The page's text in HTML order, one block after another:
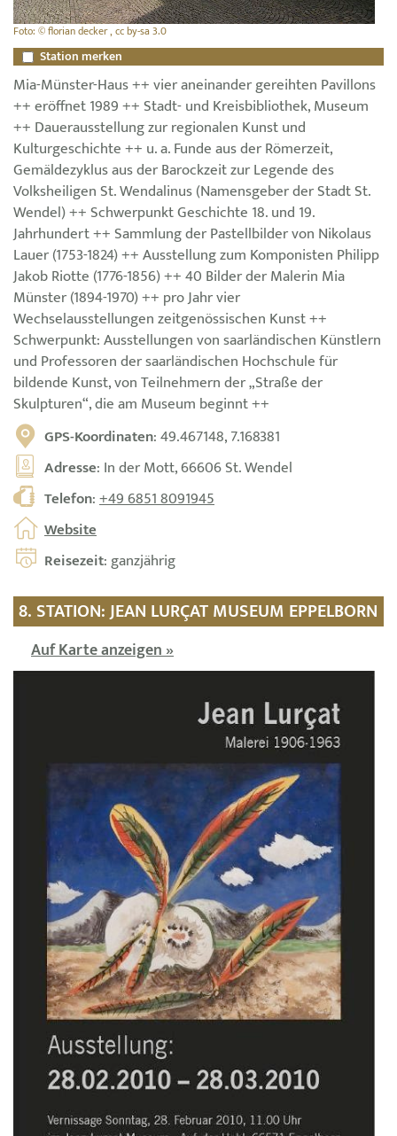
Foto: © florian decker , cc by-sa 3.0
Station merken
Mia-Münster-Haus ++ vier aneinander gereihten Pavillons
++ eröffnet 1989 ++ Stadt- und Kreisbibliothek, Museum
++ Dauerausstellung zur regionalen Kunst und
Kulturgeschichte ++ u. a. Funde aus der Römerzeit,
Gemäldezyklus aus der Barockzeit zur Legende des
Volksheiligen St. Wendalinus (Namensgeber der Stadt St.
Wendel) ++ Schwerpunkt Geschichte 18. und 19.
Jahrhundert ++ Sammlung der Pastellbilder von Nikolaus
Lauer (1753-1824) ++ Ausstellung zum Komponisten Philipp
Jakob Riotte (1776-1856) ++ 40 Bilder der Malerin Mia
Münster (1894-1970) ++ pro Jahr vier
Wechselausstellungen zeitgenössischen Kunst ++
Schwerpunkt: Ausstellungen von saarländischen Künstlern
und Professoren der saarländischen Hochschule für
bildende Kunst, von Teilnehmern der „Straße der
Skulpturen“, die am Museum beginnt ++
GPS-Koordinaten: 49.467148, 7.168381
Adresse: In der Mott, 66606 St. Wendel
Telefon:+49 6851 8091945
Website
Reisezeit: ganzjährig
8. STATION: JEAN LURÇAT MUSEUM EPPELBORN
Auf Karte anzeigen »